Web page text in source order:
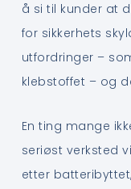
å si til kunder at
for sikkerhets
utfordringer –
klebstoffet – og
En ting mange
seriøst verksted
etter